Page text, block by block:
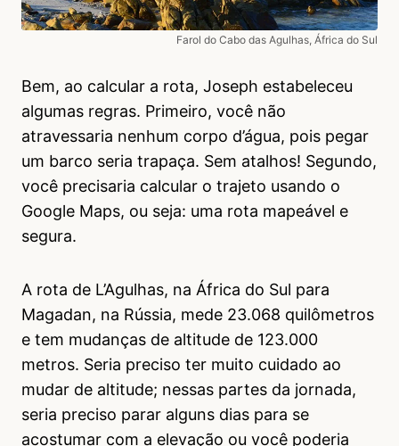
Farol do Cabo das Agulhas, África do Sul
Bem, ao calcular a rota, Joseph estabeleceu
algumas regras. Primeiro, você não
atravessaria nenhum corpo d’água, pois pegar
um barco seria trapaça. Sem atalhos! Segundo,
você precisaria calcular o trajeto usando o
Google Maps, ou seja: uma rota mapeável e
segura.
A rota de L’Agulhas, na África do Sul para
Magadan, na Rússia, mede 23.068 quilômetros
e tem mudanças de altitude de 123.000
metros. Seria preciso ter muito cuidado ao
mudar de altitude; nessas partes da jornada,
seria preciso parar alguns dias para se
acostumar com a elevação ou você poderia